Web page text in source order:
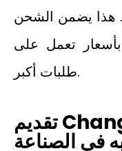
هذا يضمن الشحن
بأسعار تعمل على
طلبات أكبر.
تقديم Changfa Digital كمورد
في الصناعة